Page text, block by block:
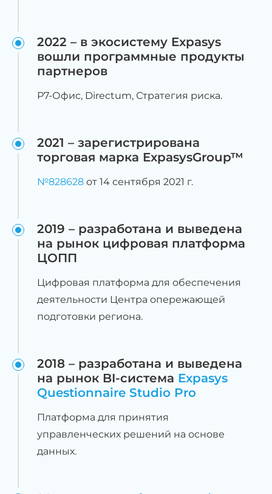
2022 – в экосистему Expasys
вошли программные продукты
партнеров
Р7-Офис, Directum, Стратегия риска.
2021 – зарегистрирована
торговая марка ExpasysGroup™
№828628 от 14 сентября 2021 г.
2019 – разработана и выведена
на рынок цифровая платформа
ЦОПП
Цифровая платформа для обеспечения
деятельности Центра опережающей
подготовки региона.
2018 – разработана и выведена
на рынок BI-система Expasys
Questionnaire Studio Pro
Платформа для принятия
управленческих решений на основе
данных.